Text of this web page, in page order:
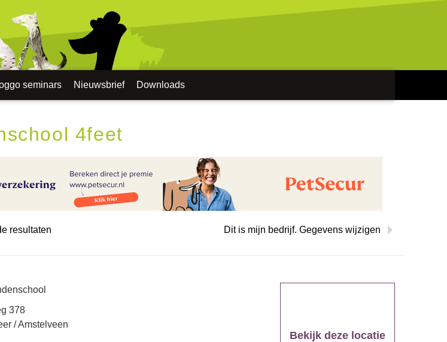
seminars Nieuwsbrief Downloads
4feet
resultaten Dit is mijn bedrijf. Gegevens wijzigen
378
/ Amstelveen
Bekijk deze locatie